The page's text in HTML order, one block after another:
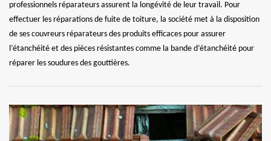
professionnels réparateurs assurent la longévité de leur travail. Pour
effectuer les réparations de fuite de toiture, la société met à la disposition
de ses couvreurs réparateurs des produits efficaces pour assurer
l’étanchéité et des pièces résistantes comme la bande d’étanchéité pour
réparer les soudures des gouttières.